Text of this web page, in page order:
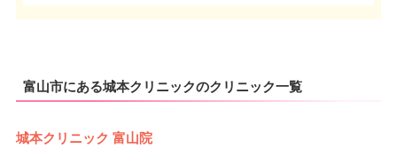
富山市にある城本クリニックのクリニック一覧
城本クリニック 富山院